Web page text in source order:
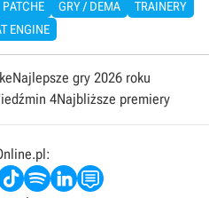
PATCHE GRY / DEMA
TRAINERY
ENGINE
Najlepsze gry 2026 roku
4Najbliższe premiery